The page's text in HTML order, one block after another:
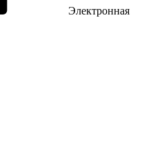
Электронная